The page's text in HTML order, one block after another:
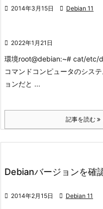
 2014年3月15日  Debian 11
 2022年1月21日
環境root@debian:~# cat/etc/
コマンド コンピュータのシス
ョンだと ...
記事を読む
Debianバージョンを確
 2014年2月15日  Debian 11